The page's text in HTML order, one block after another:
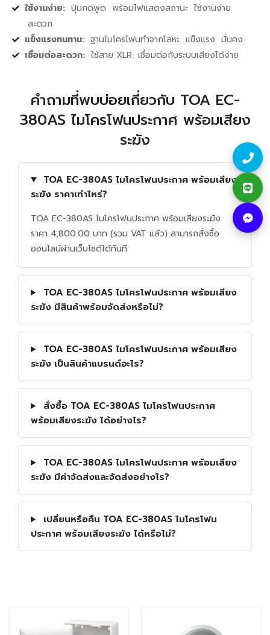
ใช้งานง่าย: ปุ่มกดพูด พร้อมไฟแสดงสถานะ ใช้งานง่าย
สะดวก
แข็งแรงทนทาน: ฐานไมโครโฟนทำจากโลหะ แข็งแรง มั่นคง
เชื่อมต่อสะดวก: ใช้สาย XLR เชื่อมต่อกับระบบเสียงได้ง่าย
คำถามที่พบบ่อยเกี่ยวกับ TOA EC-
380AS ไมโครโฟนประกาศ พร้อมเสียง
ระฆัง
TOA EC-380AS ไมโครโฟนประกาศ พร้อมเสียง
ระฆัง ราคาเท่าไหร่?
TOA EC-380AS ไมโครโฟนประกาศ พร้อมเสียงระฆัง
ราคา 4,800.00 บาท (รวม VAT แล้ว) สามารถสั่งซื้อ
ออนไลน์ผ่านเว็บไซต์ได้ทันที
TOA EC-380AS ไมโครโฟนประกาศ พร้อมเสียง
ระฆัง มีสินค้าพร้อมจัดส่งหรือไม่?
TOA EC-380AS ไมโครโฟนประกาศ พร้อมเสียง
ระฆัง เป็นสินค้าแบรนด์อะไร?
สั่งซื้อ TOA EC-380AS ไมโครโฟนประกาศ
พร้อมเสียงระฆัง ได้อย่างไร?
TOA EC-380AS ไมโครโฟนประกาศ พร้อมเสียง
ระฆัง มีค่าจัดส่งและจัดส่งอย่างไร?
เปลี่ยนหรือคืน TOA EC-380AS ไมโครโฟน
ประกาศ พร้อมเสียงระฆัง ได้หรือไม่?